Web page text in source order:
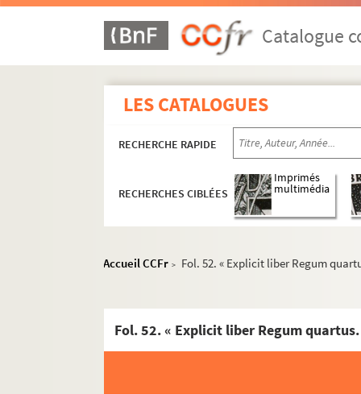
Catalogue
LES CATALOGUES
RECHERCHE RAPIDE
RECHERCHES CIBLÉES
Imprimés
multimédia
Accueil CCFr > Fol. 52. « Explicit liber Regum